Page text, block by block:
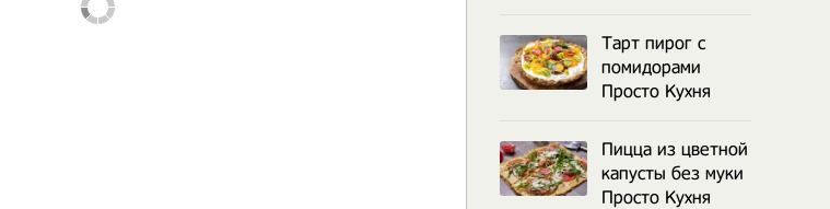
Тарт пирог с
помидорами
Просто Кухня
Пицца из цветной
капусты без муки
Просто Кухня